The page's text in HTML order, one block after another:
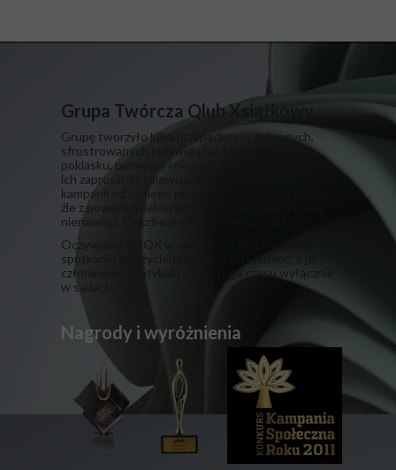
Grupa Twórcza Qlub Xsiążkowy
Grupę tworzyło kilka przypadkowo dobranych,
sfrustrowanych indywiduów, które zapragnęły
poklasku, pieniędzy i niezasłużonej sławy. I żeby
ich zaprosili do telewizora. Ich współpraca przy
kampanii od samego początku przebiegała bardzo
źle z powodu wielowektorowej, odwzajemnionej
nienawiści. Oraz bezinteresownej zawiści.
​Oczywiście GTQX w wyniku wielkiej kłótni na
spotkaniu założycielskim przestała istnieć, a jej
członkowie spotykają się od tego czasu wyłącznie
w sądach.
Nagrody i wyróżnienia